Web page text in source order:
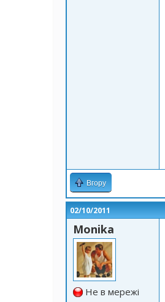
Вгору
02/10/2011
Monika
Не в мережі